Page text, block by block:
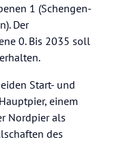
1 (Schengen-
Der
0. Bis 2035 soll
Start- und
einem
Nordpier als
des